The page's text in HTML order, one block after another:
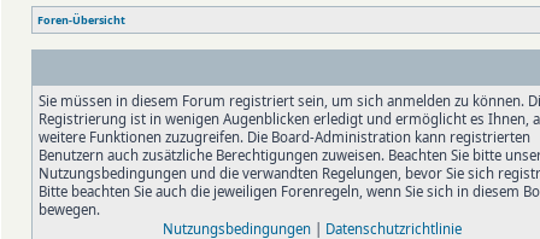
Foren-Übersicht
Sie müssen in diesem Forum registriert sein, um sich anmelden zu können.
Registrierung ist in wenigen Augenblicken erledigt und ermöglicht es Ihnen,
weitere Funktionen zuzugreifen. Die Board-Administration kann registrierten
Benutzern auch zusätzliche Berechtigungen zuweisen. Beachten Sie bitte
Nutzungsbedingungen und die verwandten Regelungen, bevor Sie sich
Bitte beachten Sie auch die jeweiligen Forenregeln, wenn Sie sich in diesem
bewegen.
Nutzungsbedingungen| Datenschutzrichtlinie